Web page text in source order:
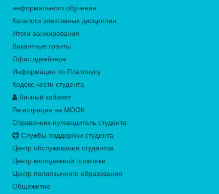
неформального обучения
Каталоги элективных дисциплин
Итоги ранжирования
Вакантные гранты
Офис эдвайзера
Информация по Платонусу
Кодекс чести студента
Личный кабинет
Регистрация на МООК
Справочник-путеводитель студента
Службы поддержки студента
Центр обслуживания студентов
Центр молодежной политики
Центр полиязычного образования
Общежитие